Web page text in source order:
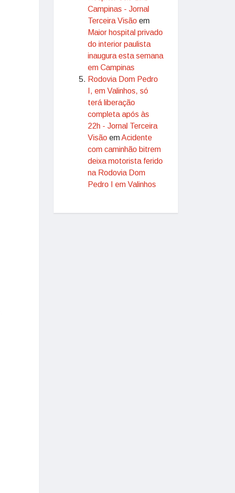
Campinas - Jornal
Terceira Visão em
Maior hospital privado
do interior paulista
inaugura esta semana
em Campinas
Rodovia Dom Pedro
I, em Valinhos, só
terá liberação
completa após às
22h - Jornal Terceira
Visão emAcidente
com caminhão bitrem
deixa motorista ferido
na Rodovia Dom
Pedro I em Valinhos